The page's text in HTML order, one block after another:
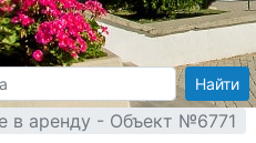
Найти
в аренду - Объект №6771